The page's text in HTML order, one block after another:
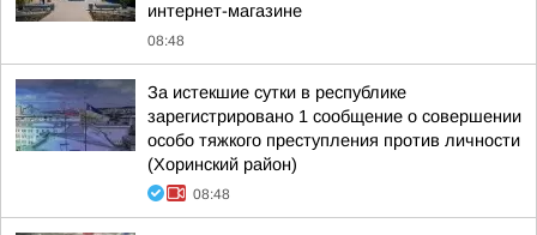
интернет-магазине
08:48
За истекшие сутки в республике
зарегистрировано 1 сообщение о совершении
особо тяжкого преступления против личности
(Хоринский район)
08:48